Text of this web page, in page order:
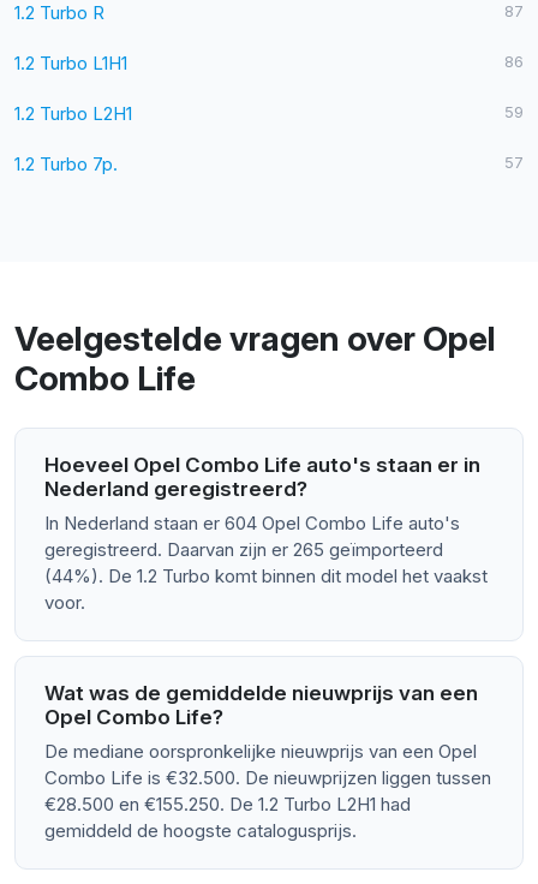
1.2 Turbo R 87
1.2 Turbo L1H1 86
1.2 Turbo L2H1 59
1.2 Turbo 7p. 57
Veelgestelde vragen over Opel
Combo Life
Hoeveel Opel Combo Life auto's staan er in
Nederland geregistreerd?
In Nederland staan er 604 Opel Combo Life auto's
geregistreerd. Daarvan zijn er 265 geïmporteerd
(44%). De 1.2 Turbo komt binnen dit model het vaakst
voor.
Wat was de gemiddelde nieuwprijs van een
Opel Combo Life?
De mediane oorspronkelijke nieuwprijs van een Opel
Combo Life is €32.500. De nieuwprijzen liggen tussen
€28.500 en €155.250. De 1.2 Turbo L2H1 had
gemiddeld de hoogste catalogusprijs.